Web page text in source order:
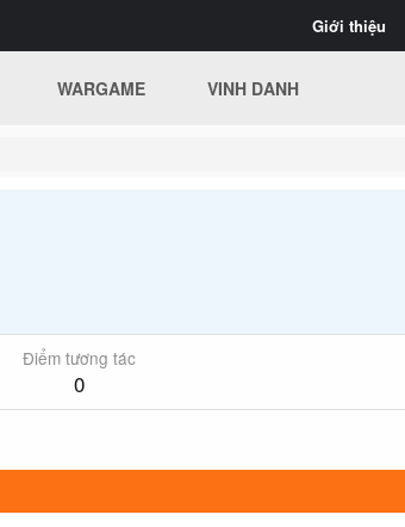
Giới thiệu
WARGAME VINH DANH
Điểm tương tác
0